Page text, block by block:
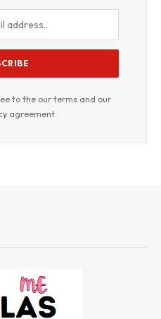
to the our terms and our
agreement.